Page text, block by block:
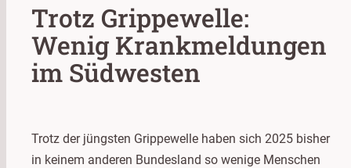
Trotz Grippewelle:
Wenig Krankmeldungen
im Südwesten
Trotz der jüngsten Grippewelle haben sich 2025 bisher
in keinem anderen Bundesland so wenige Menschen